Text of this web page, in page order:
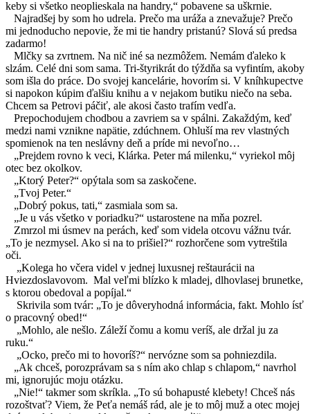
keby si všetko neoplieskala na handry,“ pobavene sa uškrnie.
Najradšej by som ho udrela. Prečo ma uráža a znevažuje? Prečo
mi jednoducho nepovie, že mi tie handry pristanú? Slová sú predsa
zadarmo!
Mlčky sa zvrtnem. Na nič iné sa nezmôžem. Nemám ďaleko k
slzám. Celé dni som sama. Tri-štyrikrát do týždňa sa vyfintím, akoby
som išla do práce. Do svojej kancelárie, hovorím si. V kníhkupectve
si napokon kúpim ďalšiu knihu a v nejakom butiku niečo na seba.
Chcem sa Petrovi páčiť, ale akosi často trafím vedľa.
Prepochodujem chodbou a zavriem sa v spálni. Zakaždým, keď
medzi nami vznikne napätie, zdúchnem. Ohluší ma rev vlastných
spomienok na ten neslávny deň a príde mi nevoľno…
„Prejdem rovno k veci, Klárka. Peter má milenku,“ vyriekol môj
otec bez okolkov.
„Ktorý Peter?“ opýtala som sa zaskočene.
„Tvoj Peter.“
„Dobrý pokus, tati,“ zasmiala som sa.
„Je u vás všetko v poriadku?“ ustarostene na mňa pozrel.
Zmrzol mi úsmev na perách, keď som videla otcovu vážnu tvár.
„To je nezmysel. Ako si na to prišiel?“ rozhorčene som vytreštila
oči.
„Kolega ho včera videl v jednej luxusnej reštaurácii na
Hviezdoslavovom. Mal veľmi blízko k mladej, dlhovlasej brunetke,
s ktorou obedoval a popíjal.“
Skrivila som tvár: „To je dôveryhodná informácia, fakt. Mohlo ísť
o pracovný obed!“
„Mohlo, ale nešlo. Záleží čomu a komu veríš, ale držal ju za
ruku.“
„Ocko, prečo mi to hovoríš?“ nervózne som sa pohniezdila.
„Ak chceš, porozprávam sa s ním ako chlap s chlapom,“ navrhol
mi, ignorujúc moju otázku.
„Nie!“ takmer som skríkla. „To sú bohapusté klebety! Chceš nás
rozoštvať? Viem, že Peťa nemáš rád, ale je to môj muž a otec mojej